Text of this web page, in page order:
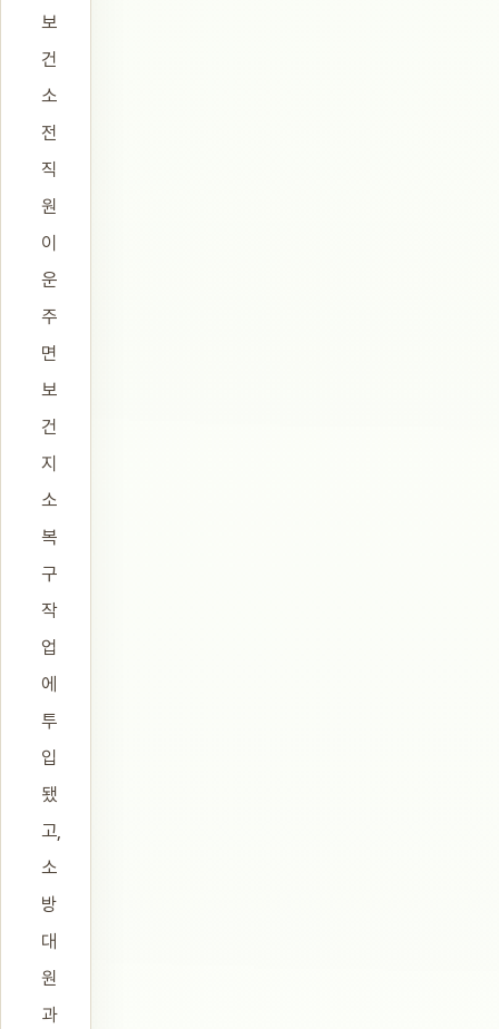
보
건
소
전
직
원
이
운
주
면
보
건
지
소
복
구
작
업
에
투
입
됐
고,
소
방
대
원
과